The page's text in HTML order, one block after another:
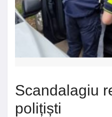
Scandalagiu
polițiști